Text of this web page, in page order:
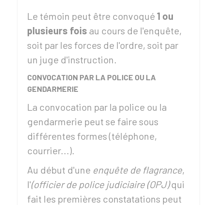
Le témoin peut être convoqué 1 ou
plusieurs fois au cours de l'enquête,
soit par les forces de l'ordre, soit par
un juge d'instruction.
CONVOCATION PAR LA POLICE OU LA
GENDARMERIE
La convocation par la police ou la
gendarmerie peut se faire sous
différentes formes (téléphone,
courrier...).
Au début d'une enquête de flagrance,
l'(officier de police judiciaire (OPJ)qui
fait les premières constatations peut